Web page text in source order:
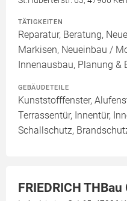
TÄTIGKEITEN
Reparatur, Beratung,
Markisen, Neueinbau /
Innenausbau, Planung
GEBÄUDETEILE
Kunststofffenster,
Terrassentür, Innentür,
Schallschutz,
FRIEDRICH THBau